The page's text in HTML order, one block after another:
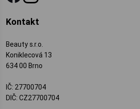
Kontakt
Beauty s.r.o.
Koniklecová 13
634 00 Brno
IČ: 27700704
DIČ: CZ27700704